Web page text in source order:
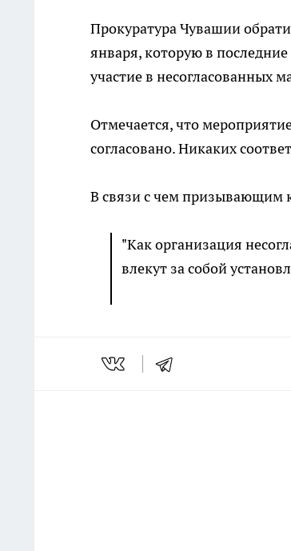
Прокуратура Чувашии
января, которую в
участие в несогласованных
Отмечается, что
согласовано. Никаких
В связи с чем призывающим
"Как организация
влекут за собой